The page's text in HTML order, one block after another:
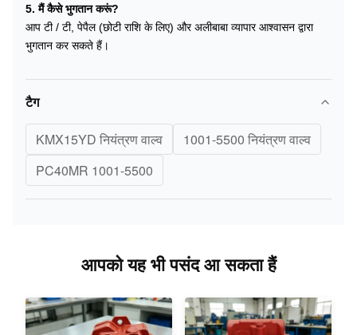
5. मैं कैसे भुगतान करूं?
आप टी / टी, पेपैल (छोटी राशि के लिए) और अलीबाबा व्यापार आश्वासन द्वारा
भुगतान कर सकते हैं।
टैग
KMX15YD नियंत्रण वाल्व
1001-5500 नियंत्रण वाल्व
PC40MR 1001-5500
आपको यह भी पसंद आ सकता हैं